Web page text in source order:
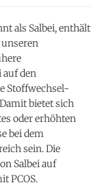
als Salbei, enthält
auf den
Stoffwechsel-
bietet sich
oder erhöhten
bei dem
sein. Die
Salbei auf
PCOS.